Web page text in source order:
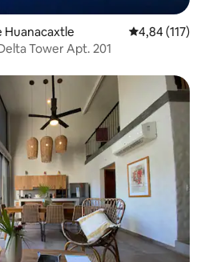
Huanacaxtle Prosječna
4,84 (117)
Tower Apt. 201